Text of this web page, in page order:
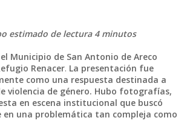
estimado de lectura 4 minutos
Municipio de San Antonio de Areco
Renacer. La presentación fue
como una respuesta destinada a
violencia de género. Hubo fotografías,
en escena institucional que buscó
en una problemática tan compleja como